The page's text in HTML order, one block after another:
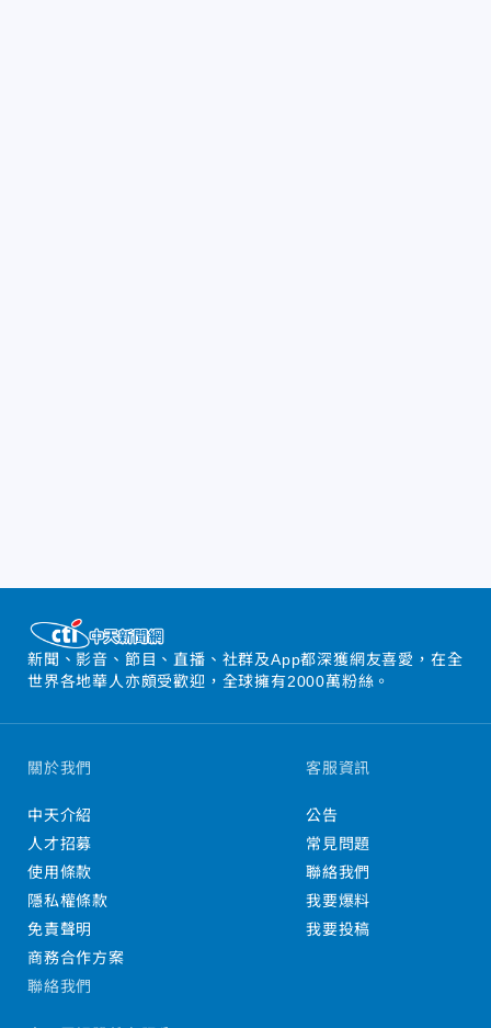
新聞、影音、節目、直播、社群及App都深獲網友喜愛，在全
世界各地華人亦頗受歡迎，全球擁有2000萬粉絲。
關於我們
中天介紹
人才招募
使用條款
隱私權條款
免責聲明
商務合作方案
客服資訊
公告
常見問題
聯絡我們
我要爆料
我要投稿
聯絡我們